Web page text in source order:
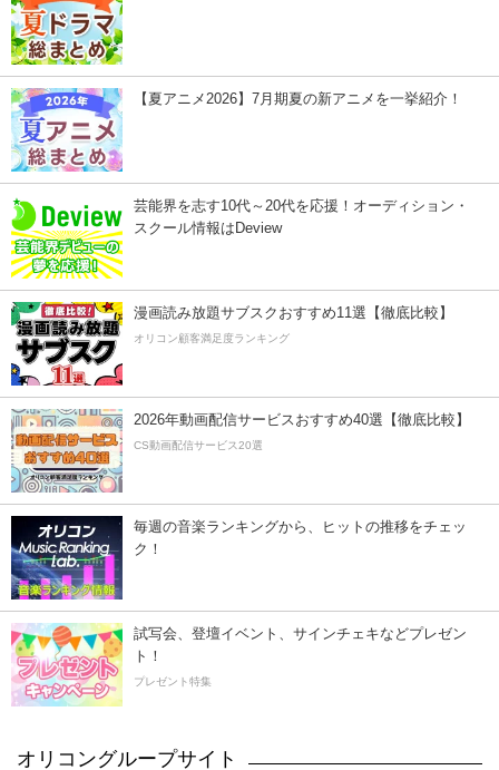
【夏アニメ2026】7月期夏の新アニメを一挙紹介！
芸能界を志す10代～20代を応援！オーディション・
スクール情報はDeview
漫画読み放題サブスクおすすめ11選【徹底比較】
オリコン顧客満足度ランキング
2026年動画配信サービスおすすめ40選【徹底比較】
CS動画配信サービス20選
毎週の音楽ランキングから、ヒットの推移をチェッ
ク！
試写会、登壇イベント、サインチェキなどプレゼン
ト！
プレゼント特集
オリコングループサイト